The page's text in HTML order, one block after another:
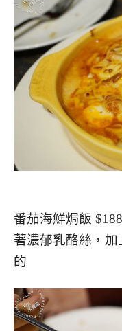
番茄海鮮焗飯
著濃郁乳酪絲，
的